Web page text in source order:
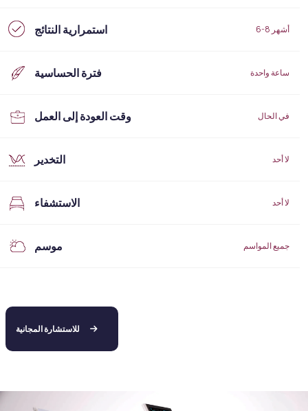
استمرارية النتائج 6-8 أشهر
فترة الحساسية ساعة واحدة
وقت العودة إلى العمل في الحال
التخدير لا أحد
الاستشفاء لا أحد
موسم جميع المواسم
للاستشارة المجانية